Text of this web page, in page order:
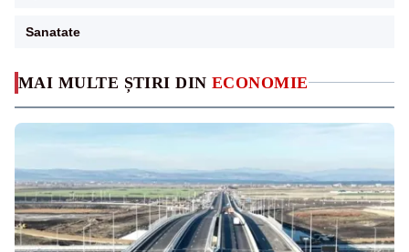
MAI MULTE ȘTIRI DIN ECONOMIE
Sanatate